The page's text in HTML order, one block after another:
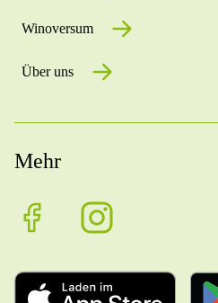
Winoversum
Über uns
Mehr